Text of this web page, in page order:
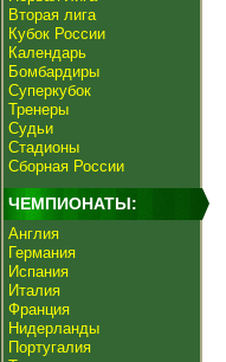
Вторая лига
Кубок России
Календарь
Бомбардиры
Суперкубок
Тренеры
Судьи
Стадионы
Сборная России
ЧЕМПИОНАТЫ:
Англия
Германия
Испания
Италия
Франция
Нидерланды
Португалия